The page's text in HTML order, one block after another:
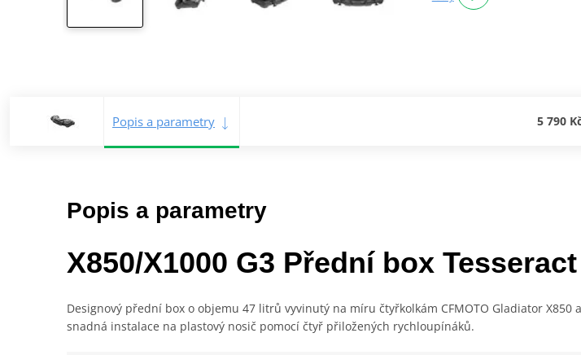
Popis a parametry 5 790
Popis a parametry
X850/X1000 G3 Přední box Tesseract
Designový přední box o objemu 47 litrů vyvinutý na míru čtyřkolkám CFMOTO Gladiator
snadná instalace na plastový nosič pomocí čtyř přiložených rychloupínáků.